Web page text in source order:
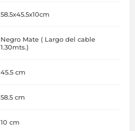
58.5x45.5x10cm
Negro Mate ( Largo del cable
1.30mts.)
45.5 cm
58.5 cm
10 cm